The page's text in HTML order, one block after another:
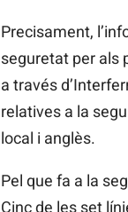
Precisament,
seguretat per als
a través
relatives a la
local i anglès.
Pel que fa a la
Cinc de les set